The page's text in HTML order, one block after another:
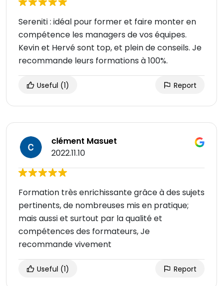
Sereniti : idéal pour former et faire monter en
compétence les managers de vos équipes.
Kevin et Hervé sont top, et plein de conseils. Je
recommande leurs formations à 100%.
Useful (1) Report
clément Masuet
2022.11.10
Formation très enrichissante grâce à des sujets
pertinents, de nombreuses mis en pratique;
mais aussi et surtout par la qualité et
compétences des formateurs, Je
recommande vivement
Useful (1) Report